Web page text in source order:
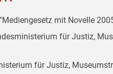
mit Novelle
für Justiz,
für Justiz, Museumstr